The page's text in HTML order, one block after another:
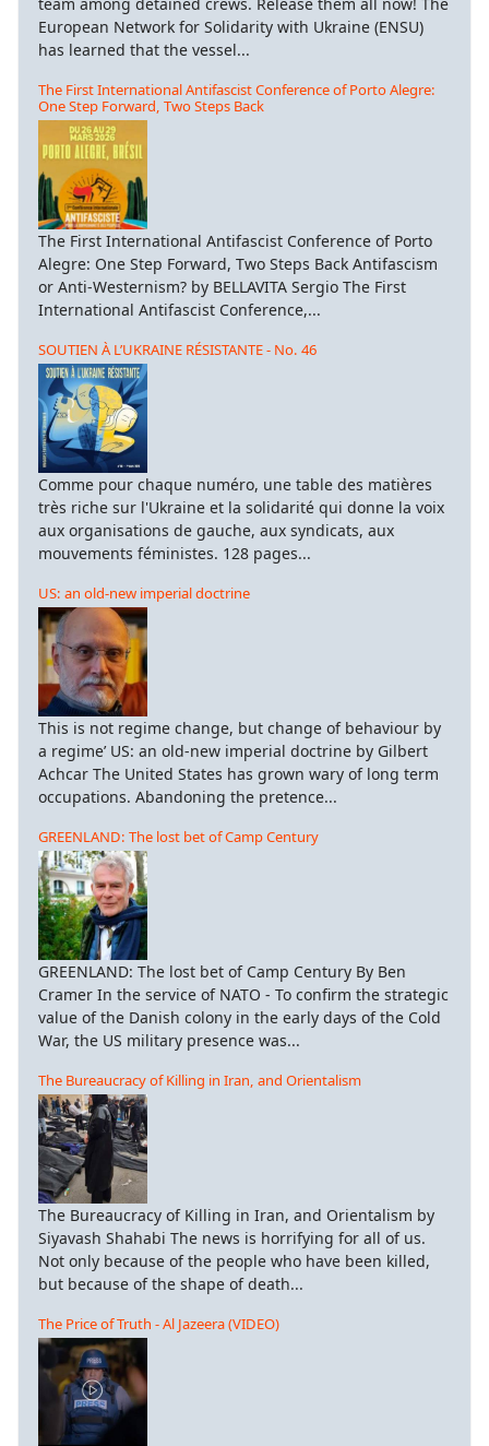
European Network for Solidarity with Ukraine (ENSU)
has learned that the vessel...
The First International Antifascist Conference of Porto Alegre:
One Step Forward, Two Steps Back
The First International Antifascist Conference of Porto
Alegre: One Step Forward, Two Steps Back Antifascism
or Anti-Westernism? by BELLAVITA Sergio The First
International Antifascist Conference,...
SOUTIEN À L’UKRAINE RÉSISTANTE - No. 46
Comme pour chaque numéro, une table des matières
très riche sur l'Ukraine et la solidarité qui donne la voix
aux organisations de gauche, aux syndicats, aux
mouvements féministes. 128 pages...
US: an old-new imperial doctrine
This is not regime change, but change of behaviour by
a regime’ US: an old-new imperial doctrine by Gilbert
Achcar The United States has grown wary of long term
occupations. Abandoning the pretence...
GREENLAND: The lost bet of Camp Century
GREENLAND: The lost bet of Camp Century By Ben
Cramer In the service of NATO - To confirm the strategic
value of the Danish colony in the early days of the Cold
War, the US military presence was...
The Bureaucracy of Killing in Iran, and Orientalism
The Bureaucracy of Killing in Iran, and Orientalism by
Siyavash Shahabi The news is horrifying for all of us.
Not only because of the people who have been killed,
but because of the shape of death...
The Price of Truth - Al Jazeera (VIDEO)